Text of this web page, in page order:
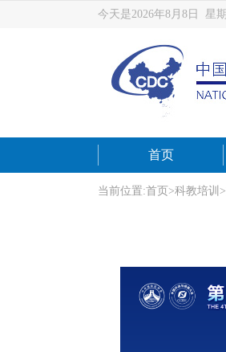
今天是2026年8月8日 星
首页
当前位置:首页 >科教培训 >